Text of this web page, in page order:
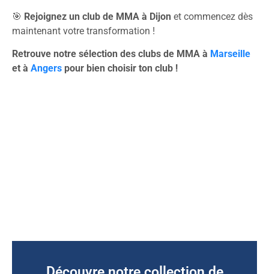
🎯 Rejoignez un club de MMA à Dijon et commencez dès
maintenant votre transformation !
Retrouve notre sélection des clubs de MMA à Marseille
et à Angers pour bien choisir ton club !